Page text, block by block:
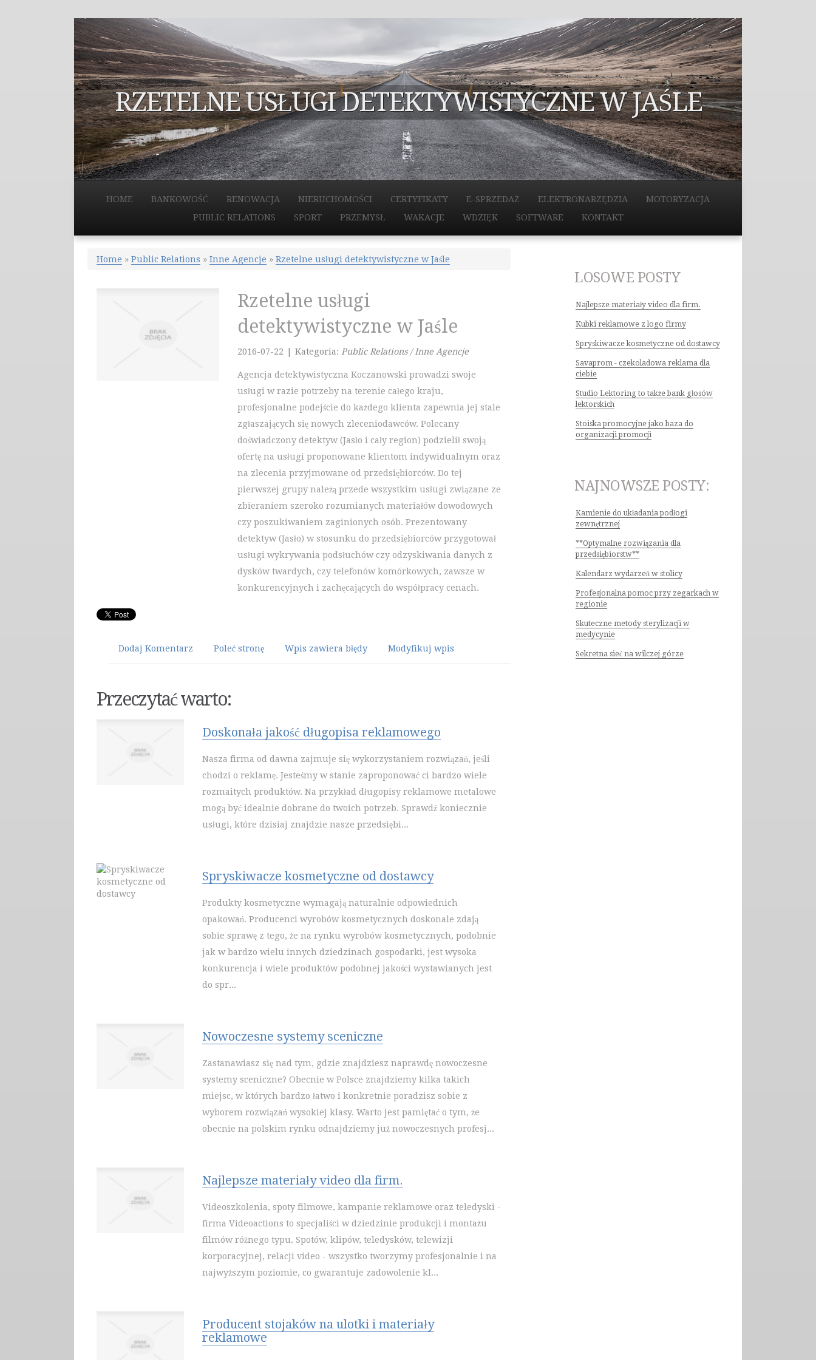
RZETELNE USŁUGI DETEKTYWISTYCZNE W JAŚLE
HOME BANKOWOŚĆ RENOWACJA NIERUCHOMOŚCI CERTYFIKATY E-SPRZEDAŻ ELEKTRONARZĘDZIA
MOTORYZACJA
PUBLIC RELATIONS
SPORT PRZEMYSŁ WAKACJE WDZIĘK SOFTWARE KONTAKT
Home » Public Relations » Inne Agencje » Rzetelne usługi detektywistyczne w Jaśle
Rzetelne usługi
detektywistyczne w Jaśle
2016-07-22 Kategoria: Public Relations / Inne Agencje
Agencja detektywistyczna Koczanowski prowadzi swoje
usługi w razie potrzeby na terenie całego kraju,
profesjonalne podejście do każdego klienta zapewnia jej stale
zgłaszających się nowych zleceniodawców. Polecany
doświadczony detektyw (Jasło i cały region) podzielił swoją
ofertę na usługi proponowane klientom indywidualnym oraz
na zlecenia przyjmowane od przedsiębiorców. Do tej
pierwszej grupy należą przede wszystkim usługi związane ze
zbieraniem szeroko rozumianych materiałów dowodowych
czy poszukiwaniem zaginionych osób. Prezentowany
detektyw (Jasło) w stosunku do przedsiębiorców przygotował
usługi wykrywania podsłuchów czy odzyskiwania danych z
dysków twardych, czy telefonów komórkowych, zawsze w
konkurencyjnych i zachęcających do współpracy cenach.
Dodaj Komentarz Poleć stronę Wpis zawiera błędy Modyfikuj wpis
Przeczytać warto:
Doskonała jakość długopisa reklamowego
Nasza firma od dawna zajmuje się wykorzystaniem rozwiązań, jeśli
chodzi o reklamę. Jesteśmy w stanie zaproponować ci bardzo wiele
rozmaitych produktów. Na przykład długopisy reklamowe metalowe
mogą być idealnie dobrane do twoich potrzeb. Sprawdź koniecznie
usługi, które dzisiaj znajdzie nasze przedsiębi...
Spryskiwacze kosmetyczne od dostawcy
Produkty kosmetyczne wymagają naturalnie odpowiednich
opakowań. Producenci wyrobów kosmetycznych doskonale zdają
sobie sprawę z tego, że na rynku wyrobów kosmetycznych, podobnie
jak w bardzo wielu innych dziedzinach gospodarki, jest wysoka
konkurencja i wiele produktów podobnej jakości wystawianych jest
do spr...
Nowoczesne systemy sceniczne
Zastanawiasz się nad tym, gdzie znajdziesz naprawdę nowoczesne
systemy sceniczne? Obecnie w Polsce znajdziemy kilka takich
miejsc, w których bardzo łatwo i konkretnie poradzisz sobie z
wyborem rozwiązań wysokiej klasy. Warto jest pamiętać o tym, że
obecnie na polskim rynku odnajdziemy już nowoczesnych profesj...
Najlepsze materiały video dla firm.
Videoszkolenia, spoty filmowe, kampanie reklamowe oraz teledyski -
firma Videoactions to specjaliści w dziedzinie produkcji i montażu
filmów różnego typu. Spotów, klipów, teledysków, telewizji
korporacyjnej, relacji video - wszystko tworzymy profesjonalnie i na
najwyższym poziomie, co gwarantuje zadowolenie kl...
Producent stojaków na ulotki i materiały
reklamowe
LOSOWE POSTY
Najlepsze materiały video dla firm.
Kubki reklamowe z logo firmy
Spryskiwacze kosmetyczne od dostawcy
Savaprom - czekoladowa reklama dla
ciebie
Studio Lektoring to także bank głosów
lektorskich
Stoiska promocyjne jako baza do
organizacji promocji
NAJNOWSZE POSTY:
Kamienie do układania podłogi
zewnętrznej
**Optymalne rozwiązania dla
przedsiębiorstw**
Kalendarz wydarzeń w stolicy
Profesjonalna pomoc przy zegarkach w
regionie
Skuteczne metody sterylizacji w
medycynie
Sekretna sieć na wilczej górze